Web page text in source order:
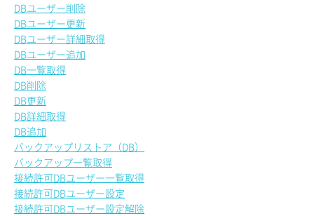
DBユーザー削除
DBユーザー更新
DBユーザー詳細取得
DBユーザー追加
DB一覧取得
DB削除
DB更新
DB詳細取得
DB追加
バックアップリストア（DB）
バックアップ一覧取得
接続許可DBユーザー一覧取得
接続許可DBユーザー設定
接続許可DBユーザー設定解除